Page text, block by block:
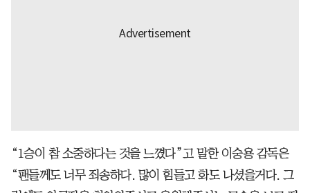
“1승이 참 소중하다는 것을 느꼈다”고 말한 이숭용 감독은
“팬들께도 너무 죄송하다. 많이 힘들고 화도 나셨을거다. 그